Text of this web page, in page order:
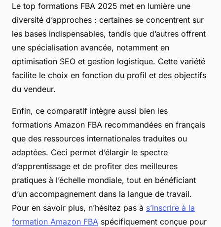
Le top formations FBA 2025 met en lumière une
diversité d’approches : certaines se concentrent sur
les bases indispensables, tandis que d’autres offrent
une spécialisation avancée, notamment en
optimisation SEO et gestion logistique. Cette variété
facilite le choix en fonction du profil et des objectifs
du vendeur.
Enfin, ce comparatif intègre aussi bien les
formations Amazon FBA recommandées en français
que des ressources internationales traduites ou
adaptées. Ceci permet d’élargir le spectre
d’apprentissage et de profiter des meilleures
pratiques à l’échelle mondiale, tout en bénéficiant
d’un accompagnement dans la langue de travail.
Pour en savoir plus, n’hésitez pas à s’inscrire à la
formation Amazon FBA spécifiquement conçue pour